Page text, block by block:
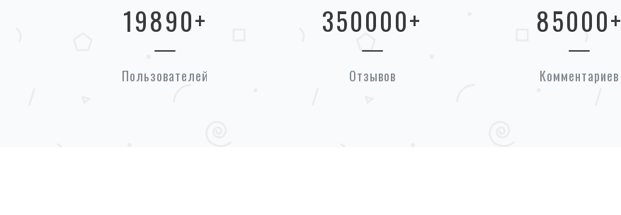
19890+
Пользователей
350000+
Отзывов
85000+
Комментариев